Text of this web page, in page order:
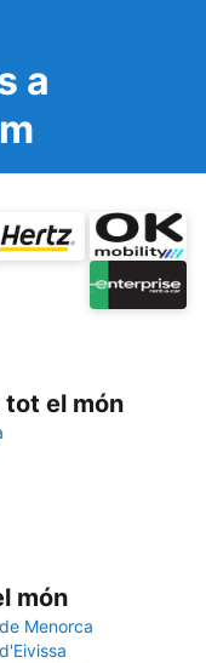
a
el món
món
Menorca